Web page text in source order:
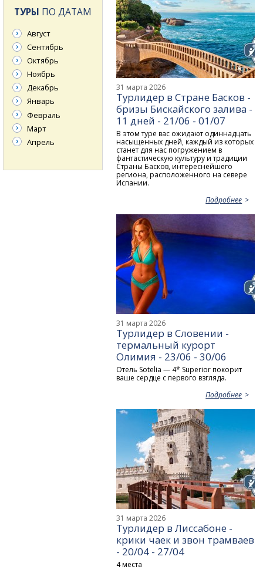
31 марта 2026
Турлидер в Стране Басков -
бризы Бискайского залива -
11 дней - 21/06 - 01/07
В этом туре вас ожидают одиннадцать
насыщенных дней, каждый из которых
станет для нас погружением в
фантастическую культуру и традиции
Страны Басков, интереснейшего
региона, расположенного на севере
Испании.
Подробнее
31 марта 2026
Турлидер в Словении -
термальный курорт
Олимия - 23/06 - 30/06
Отель Sotelia — 4* Superior покорит
ваше сердце с первого взгляда.
Подробнее
31 марта 2026
Турлидер в Лиссабоне -
крики чаек и звон трамваев
- 20/04 - 27/04
4 места
ТУРЫ ПО ДАТАМ
Август
Сентябрь
Октябрь
Ноябрь
Декабрь
Январь
Февраль
Март
Апрель